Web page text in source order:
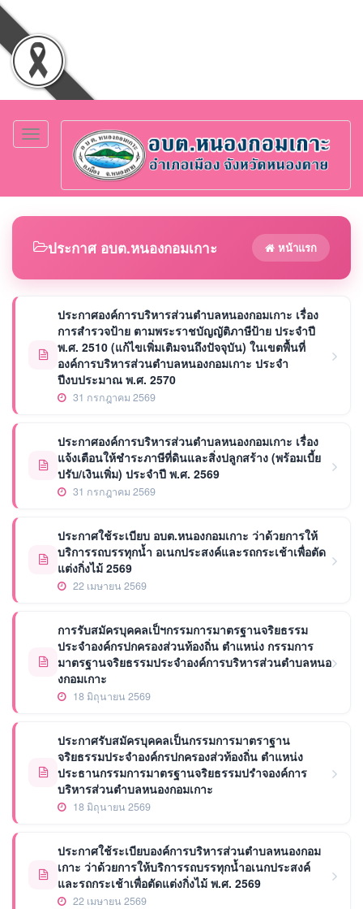
Toggle
navigation
ประกาศ อบต.หนองกอมเกาะ หน้าแรก
ประกาศองค์การบริหารส่วนตำบลหนองกอมเกาะ เรื่อง
การสำรวจป้าย ตามพระราชบัญญัติภาษีป้าย ประจำปี
พ.ศ. 2510 (แก้ไขเพิ่มเติมจนถึงปัจจุบัน) ในเขตพื้นที่
องค์การบริหารส่วนตำบลหนองกอมเกาะ ประจำ
ปีงบประมาณ พ.ศ. 2570
31 กรกฎาคม 2569
ประกาศองค์การบริหารส่วนตำบลหนองกอมเกาะ เรื่อง
แจ้งเตือนให้ชำระภาษีที่ดินและสิ่งปลูกสร้าง (พร้อมเบี้ย
ปรับ/เงินเพิ่ม) ประจำปี พ.ศ. 2569
31 กรกฎาคม 2569
ประกาศใช้ระเบียบ อบต.หนองกอมเกาะ ว่าด้วยการให้
บริการรถบรรทุกน้ำ อเนกประสงค์และรถกระเช้าเพื่อตัด
แต่งกิ่งไม้ 2569
22 เมษายน 2569
การรับสมัครบุคคลเป็ฯกรรมการมาตรฐานจริยธรรม
ประจำองค์กรปกครองส่วนท้องถิ่น ตำแหน่ง กรรมการ
มาตรฐานจริยธรรมประจำองค์การบริหารส่วนตำบลหนอ
งกอมเกาะ
18 มิถุนายน 2569
ประกาศรับสมัครบุคคลเป็นกรรมการมาตราฐาน
จริยธรรมประจำองค์กรปกครองส่วท้องถิ่น ตำแหน่ง
ประธานกรรมการมาตรฐานจริยธรรมปรำจองค์การ
บริหารส่วนตำบลหนองกอมเกาะ
18 มิถุนายน 2569
ประกาศใช้ระเบียบองค์การบริหารส่วนตำบลหนองกอม
เกาะ ว่าด้วยการให้บริการรถบรรทุกน้ำอเนกประสงค์
และรถกระเช้าเพื่อตัดแต่งกิ่งไม้ พ.ศ. 2569
22 เมษายน 2569